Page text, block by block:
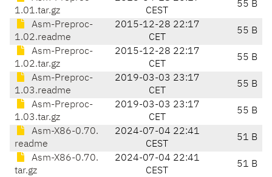
1.01.tar.gz
CEST
55 B
Asm-Preproc-
1.02.readme
2015-12-28 22:17
CET
55 B
Asm-Preproc-
1.02.tar.gz
2015-12-28 22:17
CET
55 B
Asm-Preproc-
1.03.readme
2019-03-03 23:17
CET
55 B
Asm-Preproc-
1.03.tar.gz
2019-03-03 23:17
CET
55 B
Asm-X86-0.70.
readme
2024-07-04 22:41
CEST
51 B
Asm-X86-0.70.
tar.gz
2024-07-04 22:41
CEST
51 B